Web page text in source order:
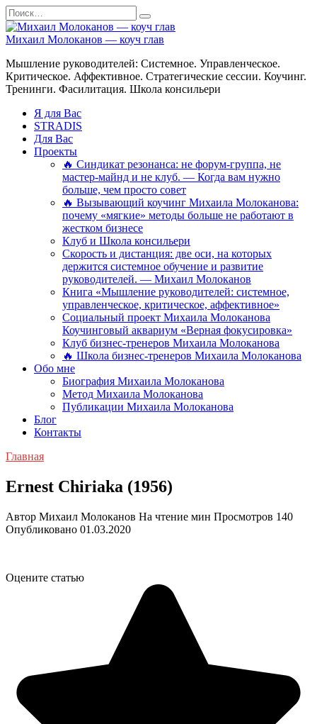
Перейти
к
содержанию
Search
for:
Михаил Молоканов — коуч глав
Мышление руководителей: Системное. Управленческое.
Критическое. Аффективное. Стратегические сессии. Коучинг.
Тренинги. Фасилитация. Школа консильери
Я для Вас
STRADIS
Для Вас
Проекты
🔥 Синдикат резонанса: не форум-группа, не
мастер-майнд и не клуб. — Когда вам нужно
больше, чем просто совет
🔥 Вызывающий коучинг Михаила Молоканова:
почему «мягкие» методы больше не работают в
жестком бизнесе
Клуб и Школа консильери
Скорость и дистанция: две оси, на которых
держится системное обучение и развитие
руководителей. — Михаил Молоканов
Книга «Мышление руководителей: системное,
управленческое, критическое, аффективное»
Социальный проект Михаила Молоканова
Коучинговый аквариум «Верная фокусировка»
Клуб бизнес-тренеров Михаила Молоканова
🔥 Школа бизнес-тренеров Михаила Молоканова
Обо мне
Биография Михаила Молоканова
Метод Михаила Молоканова
Публикации Михаила Молоканова
Блог
Контакты
Главная
Ernest Chiriaka (1956)
Автор Михаил Молоканов На чтение мин Просмотров 140
Опубликовано 01.03.2020
Оцените статью